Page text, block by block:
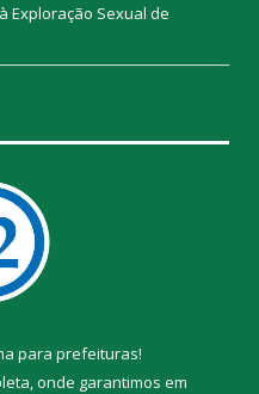
Exploração Sexual de
para prefeituras!
onde garantimos em